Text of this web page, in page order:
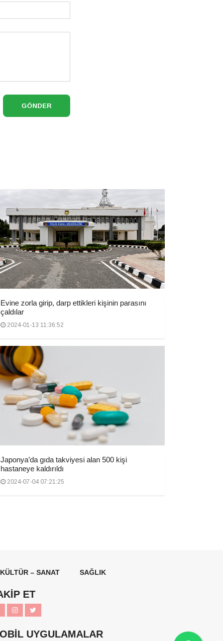
GÖNDER
Evine zorla girip, darp ettikleri kişinin parasını
çaldılar
2024-01-13 11:36:52
Japonya’da gıda takviyesi alan 500 kişi
hastaneye kaldırıldı
2024-07-04 07:21:25
KÜLTÜR – SANAT SAĞLIK
ET
UYGULAMALAR